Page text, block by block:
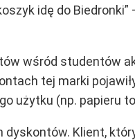
idę do
wśród studentów
tej marki
użytku (np. papieru
Klient,